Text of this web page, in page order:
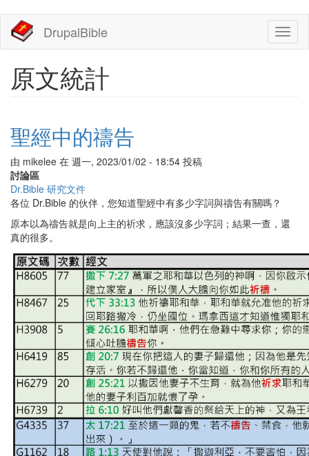
主
DrupalBible
原文統計
聖經中的禱告
由 mikelee 在 週一, 2023/01/02 - 18:54 投稿
討論區
Dr.Bible 研究文件
各位 Dr.Bible 的伙伴，您知道聖經中有多少字詞與禱告有關嗎？
原本以為禱告就是向上主的祈求，應該沒多少字詞；結果一查，還
真的很多。